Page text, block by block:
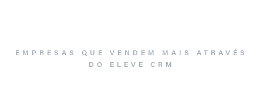
EMPRESAS QUE VENDEM MAIS ATRAVÉS
DO ELEVE CRM